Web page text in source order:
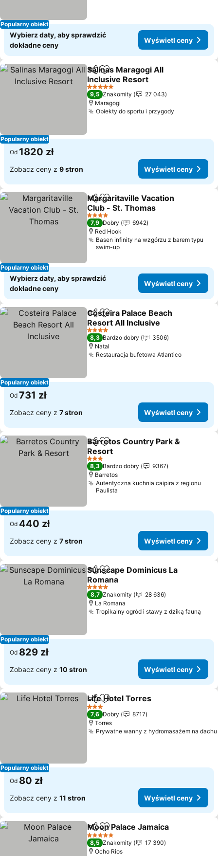
Popularny obiekt
Wybierz daty, aby sprawdzić
dokładne ceny
Wyświetl ceny
Popularny obiekt
Udostępnij
Dodaj do ulubionych
Salinas Maragogi All
Inclusive Resort
Wyświetl ceny
5 Kategoria
9,5 Znakomity
27 043
Maragogi
Obiekty do sportu i przygody
Od 1820 zł
Zobacz ceny z 9 stron Wyświetl ceny
Popularny obiekt
Udostępnij
Dodaj do ulubionych
Margaritaville Vacation
Club - St. Thomas
Wyświetl ceny
4 Kategoria
7,9 Dobry
6942
Red Hook
Basen infinity na wzgórzu z barem typu
swim-up
Wybierz daty, aby sprawdzić
dokładne ceny
Wyświetl ceny
Popularny obiekt
Udostępnij
Dodaj do ulubionych
Costeira Palace Beach
Resort All Inclusive
Wyświetl ceny
4 Kategoria
8,3 Bardzo dobry
3506
Natal
Restauracja bufetowa AtlanticoWyświetl
Od 731 zł
Zobacz ceny z 7 stron Wyświetl ceny
Popularny obiekt
Udostępnij
Dodaj do ulubionych
Barretos Country Park &
Resort
Wyświetl ceny
3 Kategoria
8,3 Bardzo dobry
9367
Barretos
Autentyczna kuchnia caipira z regionu
Paulista
Od 440 zł
Zobacz ceny z 7 stron Wyświetl ceny
Popularny obiekt
Udostępnij
Dodaj do ulubionych
Sunscape Dominicus La
Romana
Wyświetl ceny
4 Kategoria
8,7 Znakomity
28 636
La Romana
Tropikalny ogród i stawy z dziką fauną
Od 829 zł
Zobacz ceny z 10 stron Wyświetl ceny
Popularny obiekt
Udostępnij
Dodaj do ulubionych
Life Hotel Torres
3 Kategoria
7,6 Dobry
8717
Torres
Prywatne wanny z hydromasażem na dachu
Od 80 zł
Zobacz ceny z 11 stron Wyświetl ceny
Udostępnij
Dodaj do ulubionych
Moon Palace Jamaica
5 Kategoria
8,5 Znakomity
17 390
Ocho Rios